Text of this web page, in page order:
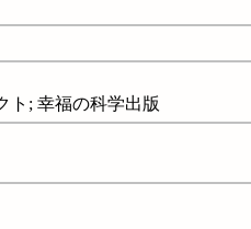
ト; 幸福の科学出版